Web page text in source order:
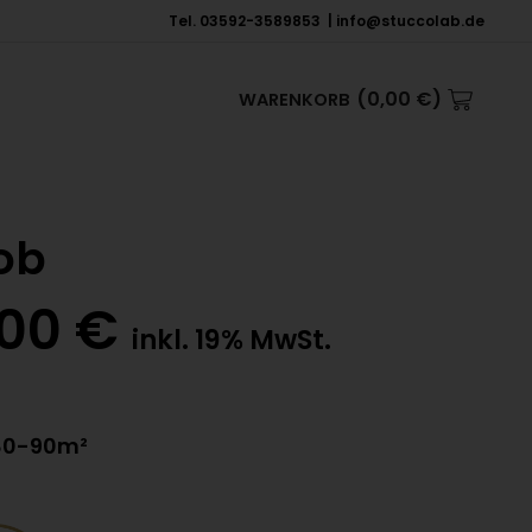
Tel. 03592-3589853 | info@stuccolab.de
WARENKORB (0,00 €)
€ inkl. 19% MwSt.
90m²